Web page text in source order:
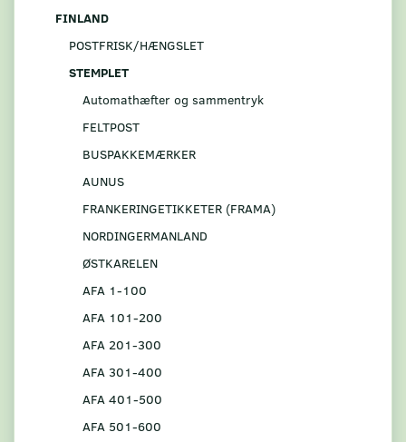
FINLAND
POSTFRISK/HÆNGSLET
STEMPLET
Automathæfter og sammentryk
FELTPOST
BUSPAKKEMÆRKER
AUNUS
FRANKERINGETIKKETER (FRAMA)
NORDINGERMANLAND
ØSTKARELEN
AFA 1-100
AFA 101-200
AFA 201-300
AFA 301-400
AFA 401-500
AFA 501-600